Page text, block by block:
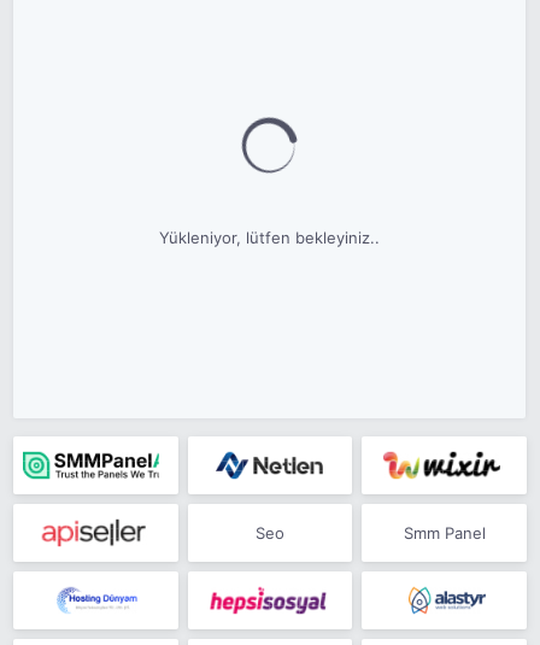
Yükleniyor, lütfen bekleyiniz..
Seo Smm Panel